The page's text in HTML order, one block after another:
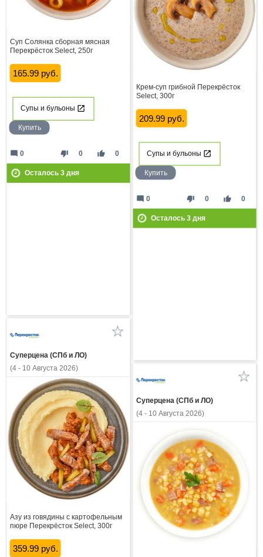
Суп Солянка сборная мясная
Перекрёсток Select, 250г
165.99 руб.
Супы и бульоны
Купить
thumb_down 0 thumb_up 0
mode_comment 0
Осталось 3дня
Крем-суп грибной Перекрёсток
Select, 300г
209.99 руб.
Супы и бульоны
Купить
thumb_down 0 thumb_up 0
mode_comment 0
Осталось 3дня
Суперцена (СПб и ЛО)
(4 - 10 Августа 2026)
Азу из говядины с картофельным
пюре Перекрёсток Select, 300г
359.99 руб.
Суперцена (СПб и ЛО)
(4 - 10 Августа 2026)